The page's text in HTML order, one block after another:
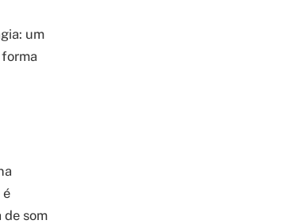
um
é
de som